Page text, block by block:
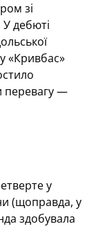
зі
дебюті
«Кривбас»
перевагу —
у
(щоправда, у
здобувала